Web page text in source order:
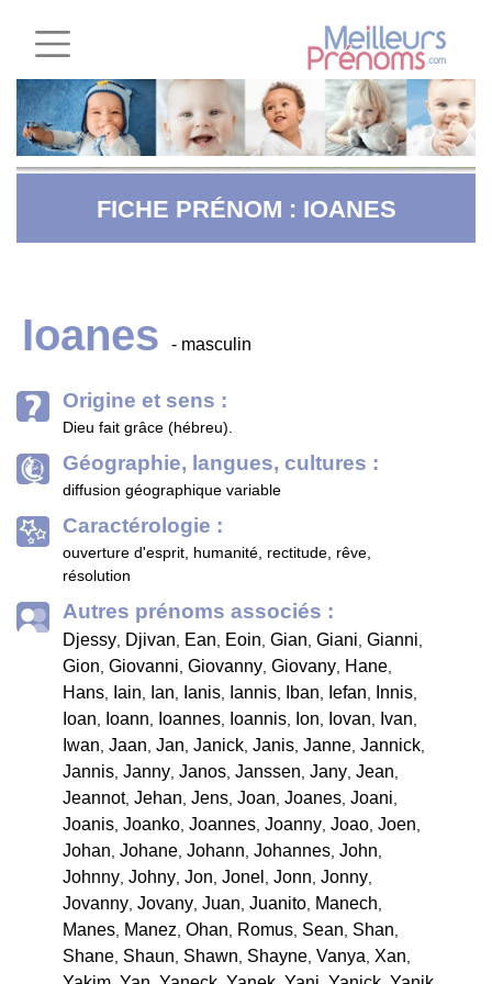
FICHE PRÉNOM : IOANES
Ioanes - masculin
Origine et sens :
Dieu fait grâce (hébreu).
Géographie, langues, cultures :
diffusion géographique variable
Caractérologie :
ouverture d'esprit, humanité, rectitude, rêve,
résolution
Autres prénoms associés :
Djessy, Djivan, Ean, Eoin, Gian, Giani, Gianni,
Gion, Giovanni, Giovanny, Giovany, Hane,
Hans, Iain, Ian, Ianis, Iannis, Iban, Iefan, Innis,
Ioan, Ioann, Ioannes, Ioannis, Ion, Iovan, Ivan,
Iwan, Jaan, Jan, Janick, Janis, Janne, Jannick,
Jannis, Janny, Janos, Janssen, Jany, Jean,
Jeannot, Jehan, Jens, Joan, Joanes, Joani,
Joanis, Joanko, Joannes, Joanny, Joao, Joen,
Johan, Johane, Johann, Johannes, John,
Johnny, Johny, Jon, Jonel , Jonn, Jonny,
Jovanny, Jovany, Juan, Juanito, Manech,
Manes, Manez, Ohan, Romus, Sean, Shan,
Shane, Shaun, Shawn, Shayne, Vanya, Xan,